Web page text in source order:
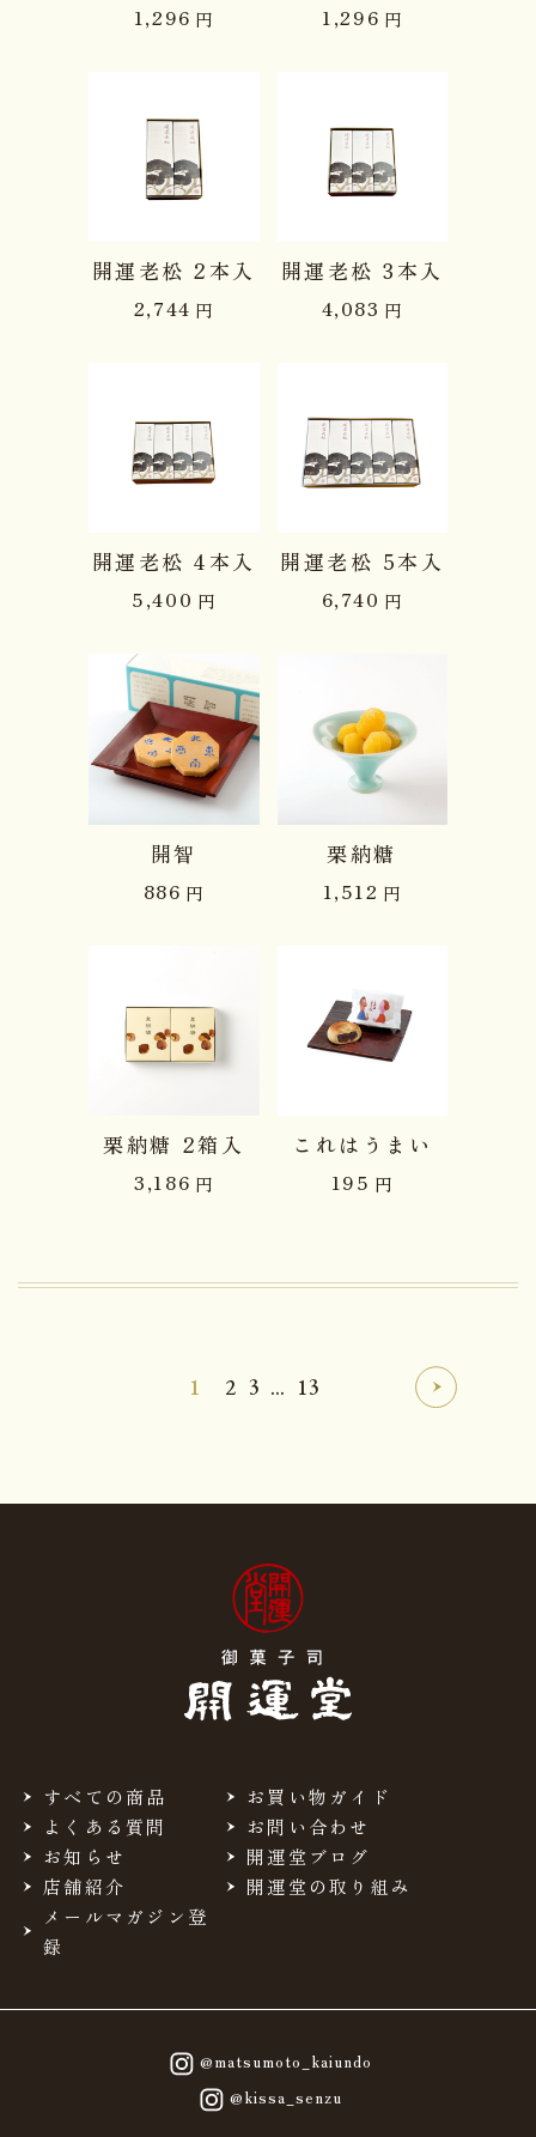
1,296 円 1,296 円
開運老松 2本入
2,744 円
開運老松 3本入
4,083 円
開運老松 4本入
5,400 円
開運老松 5本入
6,740 円
開智
886 円
栗納糖
1,512 円
栗納糖 2箱入
3,186 円
これはうまい
195 円
1 2 3 ... 13
すべての商品
お買い物ガイド
よくある質問
お問い合わせ
お知らせ
開運堂ブログ
店舗紹介
開運堂の取り組み
メールマガジン登
録
@matsumoto_kaiundo
@kissa_senzu